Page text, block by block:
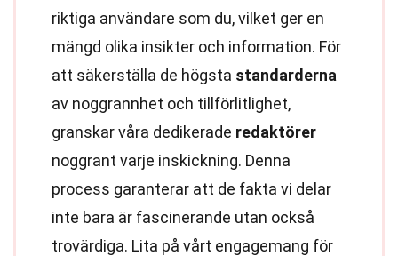
riktiga användare som du, vilket ger en
mängd olika insikter och information. För
att säkerställa de högsta standarderna
av noggrannhet och tillförlitlighet,
granskar våra dedikerade redaktörer
noggrant varje inskickning. Denna
process garanterar att de fakta vi delar
inte bara är fascinerande utan också
trovärdiga. Lita på vårt engagemang för